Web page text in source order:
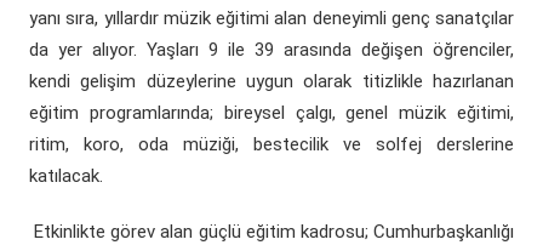
yanı sıra, yıllardır müzik eğitimi alan deneyimli genç sanatçılar
da yer alıyor. Yaşları 9 ile 39 arasında değişen öğrenciler,
kendi gelişim düzeylerine uygun olarak titizlikle hazırlanan
eğitim programlarında; bireysel çalgı, genel müzik eğitimi,
ritim, koro, oda müziği, bestecilik ve solfej derslerine
katılacak.
Etkinlikte görev alan güçlü eğitim kadrosu; Cumhurbaşkanlığı